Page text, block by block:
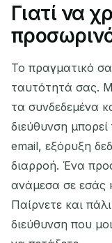
Η
Διαγραφή
Γιατί να
Το πραγματικό
ταυτότητά σας.
τα συνδεδεμένα
διεύθυνση
email, εξόρυξη
διαρροή. Ένα
ανάμεσα σε εσάς
Παίρνετε και
διεύθυνση που